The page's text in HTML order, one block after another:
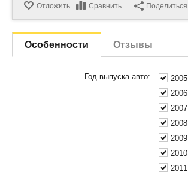
Отложить Сравнить Поделиться
Особенности Отзывы
Год выпуска авто:
2005
2006
2007
2008
2009
2010
2011